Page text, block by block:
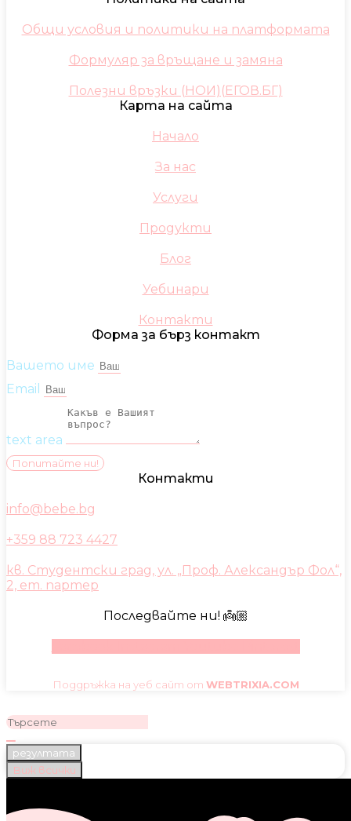
Общи условия и политики на платформата
Формуляр за връщане и замяна
Полезни връзки (НОИ)(ЕГОВ.БГ)
Карта на сайта
Начало
За нас
Услуги
Продукти
Блог
Уебинари
Контакти
Форма за бърз контакт
Вашето име
Email
text area
Попитайте ни!
Контакти
info@bebe.bg
+359 88 723 4427
кв. Студентски град, ул. „Проф. Александър Фол“,
2, ет. партер
Последвайте ни! 👼🏼
Поддръжка на уеб сайт от WEBTRIXIA.COM
резултата
Виж всички